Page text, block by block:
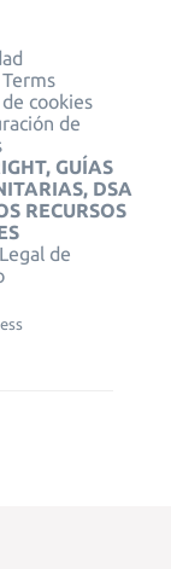
cookies
de
GUÍAS
DSA
RECURSOS
de